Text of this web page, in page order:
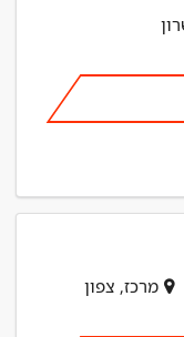
מרכז, צפון